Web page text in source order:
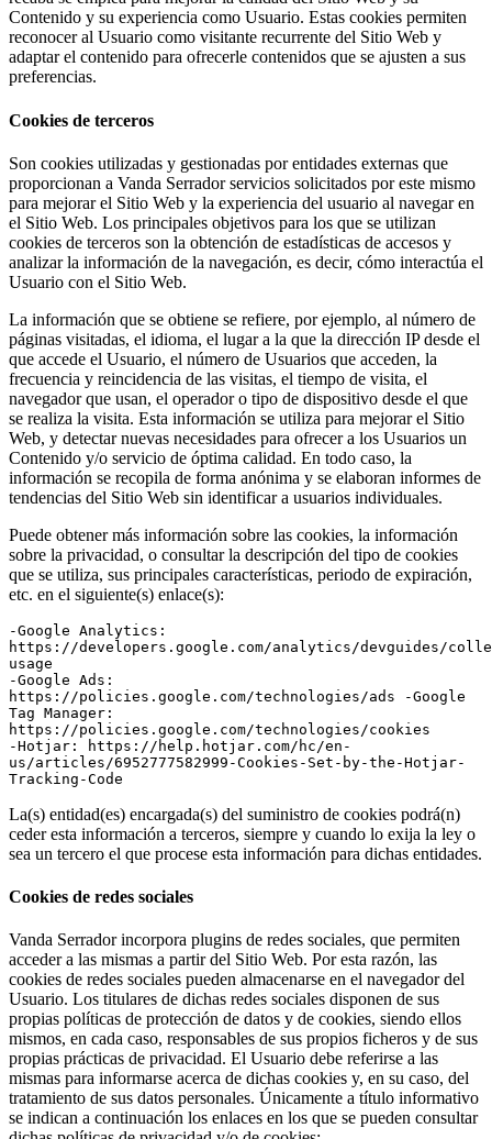
Contenido y su experiencia como Usuario. Estas cookies permiten
reconocer al Usuario como visitante recurrente del Sitio Web y
adaptar el contenido para ofrecerle contenidos que se ajusten a sus
preferencias.
Cookies de terceros
Son cookies utilizadas y gestionadas por entidades externas que
proporcionan a Vanda Serrador servicios solicitados por este mismo
para mejorar el Sitio Web y la experiencia del usuario al navegar en
el Sitio Web. Los principales objetivos para los que se utilizan
cookies de terceros son la obtención de estadísticas de accesos y
analizar la información de la navegación, es decir, cómo interactúa el
Usuario con el Sitio Web.
La información que se obtiene se refiere, por ejemplo, al número de
páginas visitadas, el idioma, el lugar a la que la dirección IP desde el
que accede el Usuario, el número de Usuarios que acceden, la
frecuencia y reincidencia de las visitas, el tiempo de visita, el
navegador que usan, el operador o tipo de dispositivo desde el que
se realiza la visita. Esta información se utiliza para mejorar el Sitio
Web, y detectar nuevas necesidades para ofrecer a los Usuarios un
Contenido y/o servicio de óptima calidad. En todo caso, la
información se recopila de forma anónima y se elaboran informes de
tendencias del Sitio Web sin identificar a usuarios individuales.
Puede obtener más información sobre las cookies, la información
sobre la privacidad, o consultar la descripción del tipo de cookies
que se utiliza, sus principales características, periodo de expiración,
etc. en el siguiente(s) enlace(s):
-Google Analytics:
https://developers.google.com/analytics/devguides/
usage
-Google Ads:
https://policies.google.com/technologies/ads -Google
Tag Manager:
https://policies.google.com/technologies/cookies
-Hotjar: https://help.hotjar.com/hc/en-
us/articles/6952777582999-Cookies-Set-by-the-Hotjar-
Tracking-Code
La(s) entidad(es) encargada(s) del suministro de cookies podrá(n)
ceder esta información a terceros, siempre y cuando lo exija la ley o
sea un tercero el que procese esta información para dichas entidades.
Cookies de redes sociales
Vanda Serrador incorpora plugins de redes sociales, que permiten
acceder a las mismas a partir del Sitio Web. Por esta razón, las
cookies de redes sociales pueden almacenarse en el navegador del
Usuario. Los titulares de dichas redes sociales disponen de sus
propias políticas de protección de datos y de cookies, siendo ellos
mismos, en cada caso, responsables de sus propios ficheros y de sus
propias prácticas de privacidad. El Usuario debe referirse a las
mismas para informarse acerca de dichas cookies y, en su caso, del
tratamiento de sus datos personales. Únicamente a título informativo
se indican a continuación los enlaces en los que se pueden consultar